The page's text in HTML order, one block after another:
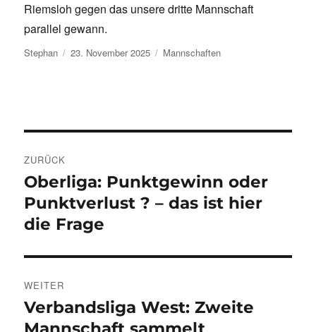
Riemsloh gegen das unsere dritte Mannschaft
parallel gewann.
Autor
Stephan Veröffentlicht
23. November 2025 Kategorien
Mannschaften
ZURÜCK
Vorheriger
Beitrag:
Oberliga: Punktgewinn oder
Punktverlust ? – das ist hier
die Frage
WEITER
Nächster
Beitrag:
Verbandsliga West: Zweite